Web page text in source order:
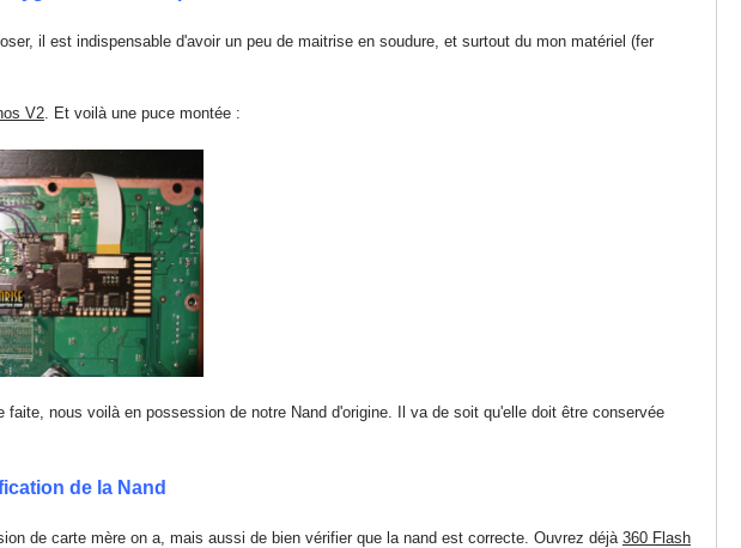
il est indispensable d'avoir un peu de maitrise en soudure, et surtout du mon matériel (fer
V2. Et voilà une puce montée :
nous voilà en possession de notre Nand d'origine. Il va de soit qu'elle doit être conservée
de la Nand
de carte mère on a, mais aussi de bien vérifier que la nand est correcte. Ouvrez déjà 360 Flash